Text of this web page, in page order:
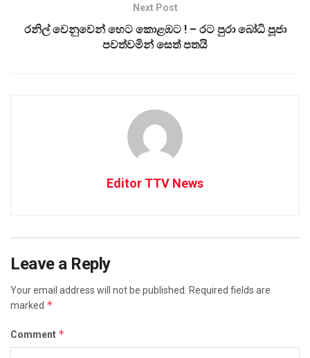
Next Post
රනිල් වෙනුවෙන් හෙට කොළඹට ! – රට පුරා බෝධි පූජා
පවත්වමින් සෙත් පතයි
Editor TTV News
Leave a Reply
Your email address will not be published. Required fields are
marked *
Comment *